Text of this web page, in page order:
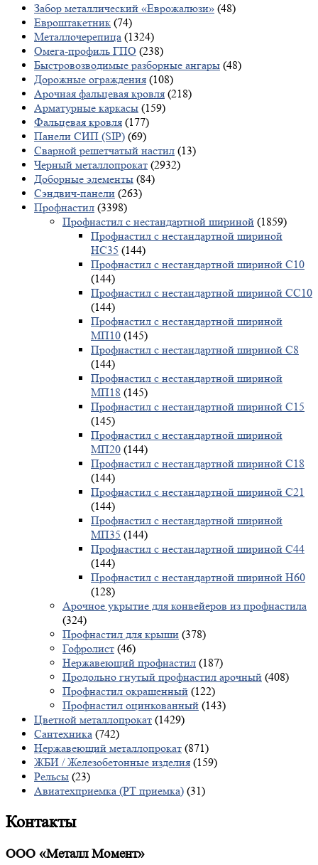
Забор металлический «Еврожалюзи» (48)
Евроштакетник (74)
Металлочерепица (1324)
Омега-профиль ГПО (238)
Быстровозводимые разборные ангары (48)
Дорожные ограждения (108)
Арочная фальцевая кровля (218)
Арматурные каркасы (159)
Фальцевая кровля (177)
Панели СИП (SIP) (69)
Сварной решетчатый настил (13)
Черный металлопрокат (2932)
Доборные элементы (84)
Сэндвич-панели (263)
Профнастил (3398)
Профнастил с нестандартной шириной (1859)
Профнастил с нестандартной шириной
НС35 (144)
Профнастил с нестандартной шириной С10
(144)
Профнастил с нестандартной шириной СС10
(144)
Профнастил с нестандартной шириной
МП10 (145)
Профнастил с нестандартной шириной С8
(144)
Профнастил с нестандартной шириной
МП18 (145)
Профнастил с нестандартной шириной С15
(145)
Профнастил с нестандартной шириной
МП20 (144)
Профнастил с нестандартной шириной С18
(144)
Профнастил с нестандартной шириной С21
(144)
Профнастил с нестандартной шириной
МП35 (144)
Профнастил с нестандартной шириной С44
(144)
Профнастил с нестандартной шириной Н60
(128)
Арочное укрытие для конвейеров из профнастила
(324)
Профнастил для крыши (378)
Гофролист (46)
Нержавеющий профнастил (187)
Продольно гнутый профнастил арочный (408)
Профнастил окрашенный (122)
Профнастил оцинкованный (143)
Цветной металлопрокат (1429)
Сантехника (742)
Нержавеющий металлопрокат (871)
ЖБИ / Железобетонные изделия (159)
Рельсы (23)
Авиатехприемка (РТ приемка) (31)
Контакты
ООО «Металл Момент»